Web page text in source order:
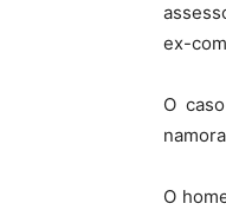
ex-
O
O